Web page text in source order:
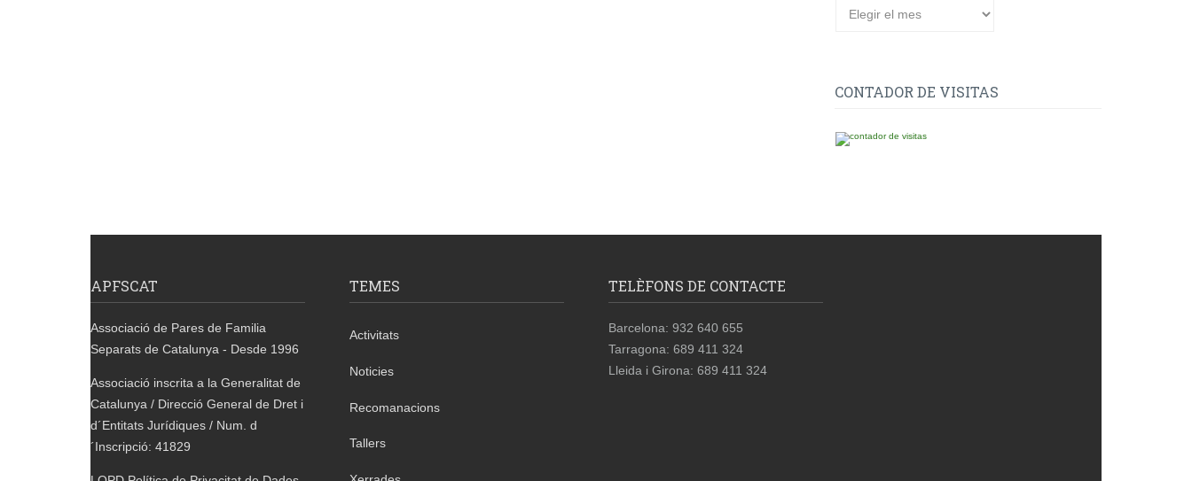
CONTADOR DE VISITAS
APFSCAT
Associació de Pares de Familia
Separats de Catalunya - Desde 1996
Associació inscrita a la Generalitat de
Catalunya / Direcció General de Dret i
d´Entitats Jurídiques / Num. d
´Inscripció: 41829
TEMES
Activitats
Noticies
Recomanacions
Tallers
TELÈFONS DE CONTACTE
Barcelona: 932 640 655
Tarragona: 689 411 324
Lleida i Girona: 689 411 324